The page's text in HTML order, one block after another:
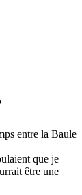
entre la Baule
que je
être une